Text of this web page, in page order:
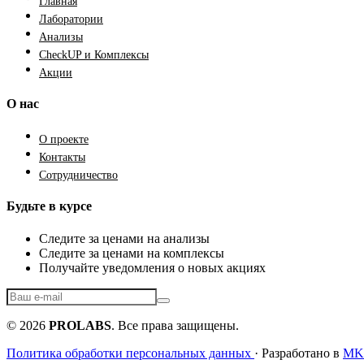
Лаборатории
Анализы
CheckUP и Комплексы
Акции
О нас
О проекте
Контакты
Сотрудничество
Будьте в курсе
Следите за ценами на анализы
Следите за ценами на комплексы
Получайте уведомления о новых акциях
© 2026 PROLABS. Все права защищены.
Политика обработки персональных данных · Разработано в